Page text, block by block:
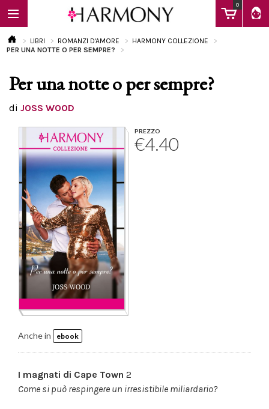
0
EBOOK
Calendario
LIBRI ROMANZI D'AMORE
HARMONY COLLEZIONE
PER UNA NOTTE O PER SEMPRE?
Per una notte o per sempre?
di JOSS WOOD
PREZZO
€4.40
Anche in ebook
I magnati di Cape Town 2
Come si può respingere un irresistibile miliardario?